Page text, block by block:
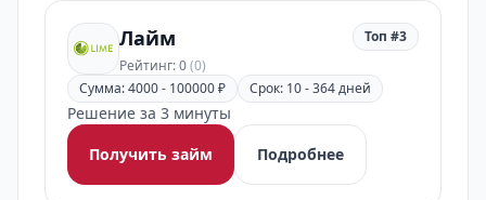
Лайм
Рейтинг: 0(0)
Топ #3
Сумма: 4000 - 100000 ₽ Срок: 10 - 364 дней
Решение за 3 минуты
Получить займ
Подробнее